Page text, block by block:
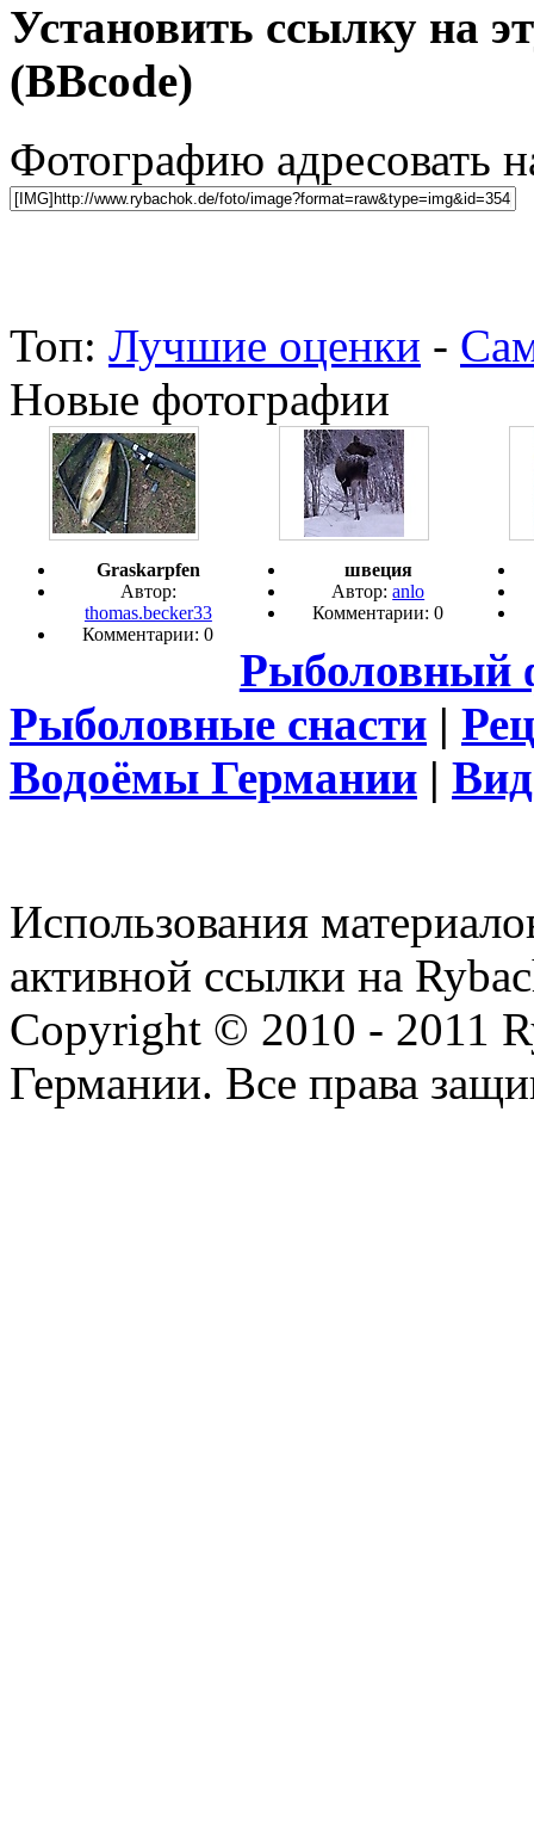
Установить ссылку на
(BBcode)
Фотографию адресовать
Топ: Лучшие оценки -
Новые фотографии
Graskarpfen
Автор:
thomas.becker33
Комментарии: 0
швеция
Автор:anlo
Комментарии: 0
Рыболовный
Рыболовные снасти |
Водоёмы Германии |
Использования
активной ссылки на
Copyright © 2010 - 2011
Германии. Все права